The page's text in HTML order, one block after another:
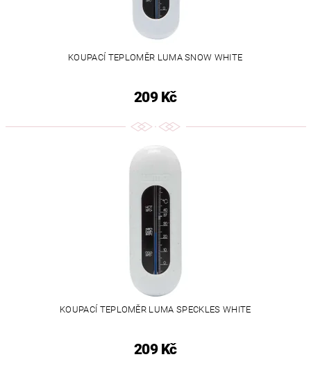
KOUPACÍ TEPLOMĚR LUMA SNOW WHITE
209 Kč
KOUPACÍ TEPLOMĚR LUMA SPECKLES WHITE
209 Kč